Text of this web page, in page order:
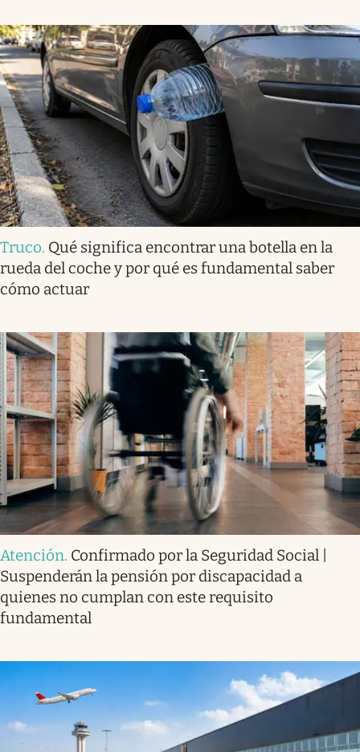
Truco. Qué significa encontrar una botella en la
rueda del coche y por qué es fundamental saber
cómo actuar
Atención. Confirmado por la Seguridad Social |
Suspenderán la pensión por discapacidad a
quienes no cumplan con este requisito
fundamental